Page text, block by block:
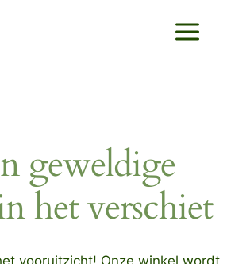
geweldige
het verschiet
vooruitzicht! Onze winkel wordt